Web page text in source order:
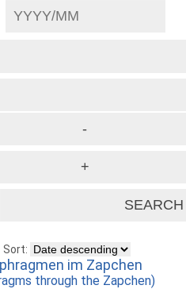
Sort:
im Zapchen
through the Zapchen)